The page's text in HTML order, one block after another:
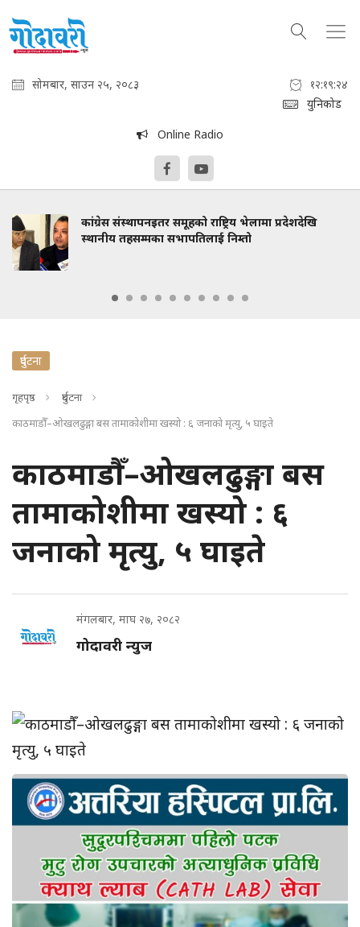
सोमबार, साउन २५, २०८३
१२:१९:२५
युनिकोड
Online Radio
कांग्रेस संस्थापनइतर समूहको राष्ट्रिय भेलामा प्रदेशदेखि
स्थानीय तहसम्मका सभापतिलाई निम्तो
दुर्घटना
गृहपृष्ठ
दुर्घटना
काठमाडौँ–ओखलढुङ्गा बस तामाकोशीमा खस्यो : ६ जनाको मृत्यु, ५ घाइते
काठमाडौँ–ओखलढुङ्गा बस
तामाकोशीमा खस्यो : ६
जनाको मृत्यु, ५ घाइते
मंगलबार, माघ २७, २०८२
गोदावरी न्युज